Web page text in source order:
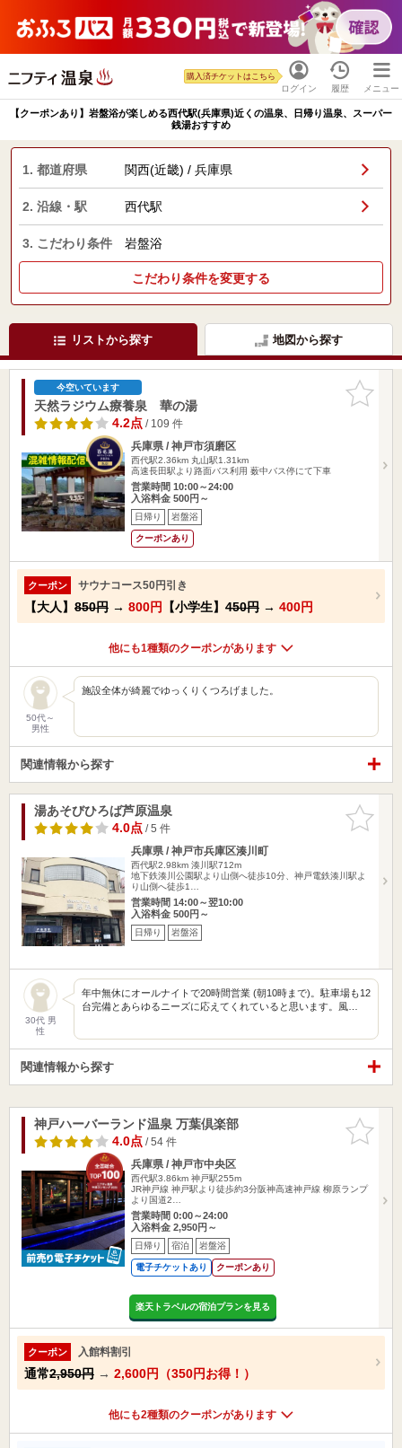
ログイン
購入済チケットはこちら
履歴 メニュー
【クーポンあり】岩盤浴が楽しめる西代駅(兵庫県)近くの温泉、日帰り温泉、スーパー
銭湯おすすめ
1. 都道府県 関西(近畿) / 兵庫県
2. 沿線・駅 西代駅
3. こだわり条件 岩盤浴
こだわり条件を変更する
リストから探す 地図から探す
お気に入
りに追加
今空いています
天然ラジウム療養泉 華の湯
4.2点/ 109 件
兵庫県 / 神戸市須磨区
西代駅2.36km 丸山駅1.31km
高速長田駅より路面バス利用 薮中バス停にて下車
営業時間 10:00～24:00
入浴料金 500円～
日帰り 岩盤浴
クーポンあり
クーポン サウナコース50円引き
【大人】 850円 → 800円 【小学生】 450円 → 400円
他にも1種類のクーポンがあります
50代～
男性
施設全体が綺麗でゆっくりくつろげました。
関連情報から探す
お気に入
りに追加
湯あそびひろば芦原温泉
4.0点/ 5 件
兵庫県 / 神戸市兵庫区湊川町
西代駅2.98km 湊川駅712m
地下鉄湊川公園駅より山側へ徒歩10分、神戸電鉄湊川駅よ
り山側へ徒歩1…
営業時間 14:00～翌10:00
入浴料金 500円～
日帰り 岩盤浴
30代 男
性
年中無休にオールナイトで20時間営業 (朝10時まで)。駐車場も12
台完備とあらゆるニーズに応えてくれていると思います。風…
関連情報から探す
お気に入
りに追加
神戸ハーバーランド温泉 万葉倶楽部
4.0点/ 54 件
兵庫県 / 神戸市中央区
西代駅3.86km 神戸駅255m
JR神戸線 神戸駅より徒歩約3分阪神高速神戸線 柳原ランプ
より国道2…
営業時間 0:00～24:00
入浴料金 2,950円～
日帰り 宿泊 岩盤浴
電子チケットあり クーポンあり
楽天トラベルの宿泊プランを見る
クーポン 入館料割引
通常2,950円 → 2,600円（350円お得！）
他にも2種類のクーポンがあります